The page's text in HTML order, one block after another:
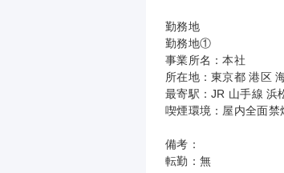
勤務地
勤務地①
事業所名：本社
所在地：東京都 港区
最寄駅：JR 山手線 浜
喫煙環境：屋内全面禁
備考：
転勤：無